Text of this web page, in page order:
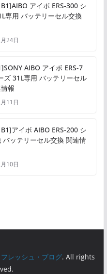
アイボ ERS-300 シ
専用 バッテリーセル交換
24日
AIBO アイボ ERS-7
ズ 31L専用 バッテリーセル
報
11日
アイボ AIBO ERS-200 シ
バッテリーセル交換 関連情
10日
レッシュ・ブログ. All rights